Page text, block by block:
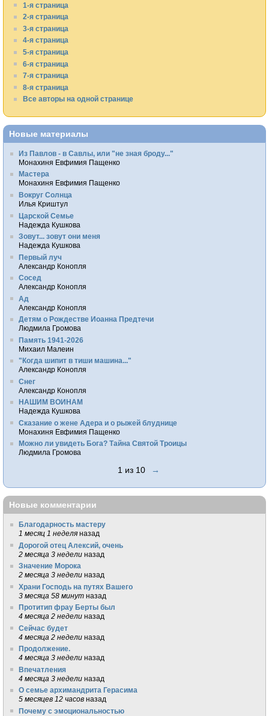
1-я страница
2-я страница
3-я страница
4-я страница
5-я страница
6-я страница
7-я страница
8-я страница
Все авторы на одной странице
Новые материалы
Из Павлов - в Савлы, или "не зная броду..."
Монахиня Евфимия Пащенко
Мастера
Монахиня Евфимия Пащенко
Вокруг Солнца
Илья Криштул
Царской Семье
Надежда Кушкова
Зовут... зовут они меня
Надежда Кушкова
Первый луч
Александр Конопля
Сосед
Александр Конопля
Ад
Александр Конопля
Детям о Рождестве Иоанна Предтечи
Людмила Громова
Память 1941-2026
Михаил Малеин
"Когда шипит в тиши машина..."
Александр Конопля
Снег
Александр Конопля
НАШИМ ВОИНАМ
Надежда Кушкова
Сказание о жене Адера и о рыжей блуднице
Монахиня Евфимия Пащенко
Можно ли увидеть Бога? Тайна Святой Троицы
Людмила Громова
1 из 10 →
Новые комментарии
Благодарность мастеру
1 месяц 1 неделя назад
Дорогой отец Алексий, очень
2 месяца 3 недели назад
Значение Морока
2 месяца 3 недели назад
Храни Господь на путях Вашего
3 месяца 58 минут назад
Протитип фрау Берты был
4 месяца 2 недели назад
Сейчас будет
4 месяца 2 недели назад
Продолжение.
4 месяца 3 недели назад
Впечатления
4 месяца 3 недели назад
О семье архимандрита Герасима
5 месяцев 12 часов назад
Почему с эмоциональностью